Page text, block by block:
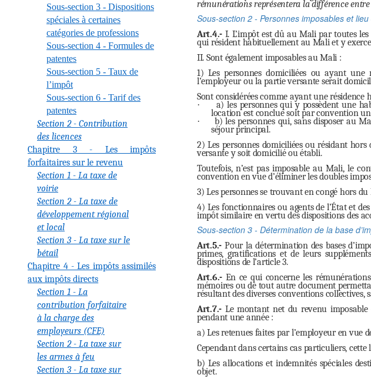
Sous-section 3 - Dispositions
spéciales à certaines
catégories de professions
Sous-section 4 - Formules de
patentes
Sous-section 5 - Taux de
l’impôt
Sous-section 6 - Tarif des
patentes
Section 2 - Contribution
des licences
Chapitre 3 - Les impôts
forfaitaires sur le revenu
Section 1 - La taxe de
voirie
Section 2 - La taxe de
développement régional
et local
Section 3 - La taxe sur le
bétail
Chapitre 4 - Les impôts assimilés
aux impôts directs
Section 1 - La
contribution forfaitaire
à la charge des
employeurs (CFE)
Section 2 - La taxe sur
les armes à feu
Section 3 - La taxe sur
rémunérations représentera la différence
Sous-section 2 - Personnes imposables et lieu
Art.4.- I. L’impôt est dû au Mali par toutes
qui résident habituellement au Mali et y
II. Sont également imposables au Mali :
1) Les personnes domiciliées ou ayant
l’employeur ou la partie versante serait
Sont considérées comme ayant une résidence
· a) les personnes qui y possèdent une
location est conclue soit par convention
· b) les personnes qui, sans disposer au
séjour principal.
2) Les personnes domiciliées ou résidant
versante y soit domicilié ou établi.
Toutefois, n’est pas imposable au Mali, le
convention en vue d’éliminer les doubles
3) Les personnes se trouvant en congé hors
4) Les fonctionnaires ou agents de l’État et
impôt similaire en vertu des dispositions des
Sous-section 3 - Détermination de la base
Art.5.- Pour la détermination des bases
primes, gratifications et de leurs
dispositions de l’article 3.
Art.6.- En ce qui concerne les
mémoires ou de tout autre document
résultant des diverses conventions
Art.7.- Le montant net du revenu imposable
pendant une année :
a) Les retenues faites par l’employeur en vue
Cependant dans certains cas particuliers,
b) Les allocations et indemnités spéciales
objet.